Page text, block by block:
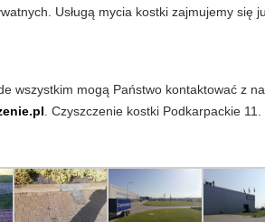
Usługą mycia kostki zajmujemy się
wszystkim mogą Państwo kontaktować z
. Czyszczenie kostki Podkarpackie